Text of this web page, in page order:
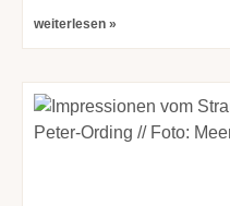
weiterlesen »